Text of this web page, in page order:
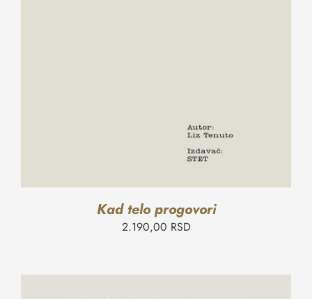
Kad telo progovori
2.190,00 RSD